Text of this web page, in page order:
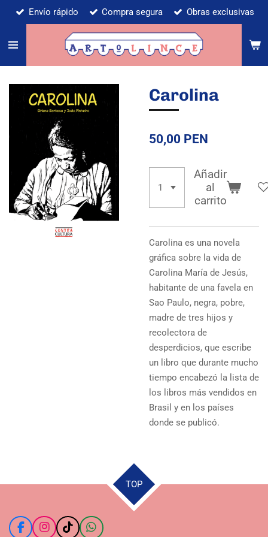
contenido
Envío rápido Compra segura Obras exclusivas
Carolina
50,00 PEN
Añadir
al
carrito
Carolina es una novela
gráfica sobre la vida de
Carolina María de Jesús,
habitante de una favela en
Sao Paulo, negra, pobre,
madre de tres hijos y
recolectora de
desperdicios, que escribe
un libro que durante mucho
tiempo encabezó la lista de
los libros más vendidos en
Brasil y en los países
donde se publicó.
TOP
F I T W